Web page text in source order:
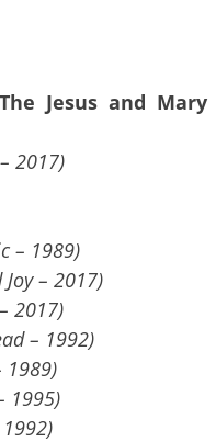
Jesus and Mary
2017)
– 1989)
– 2017)
2017)
– 1992)
1989)
1995)
1992)